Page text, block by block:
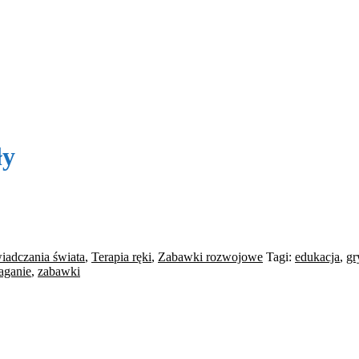
świata, Terapia ręki, Zabawki rozwojowe Tagi: edukacja,
, zabawki